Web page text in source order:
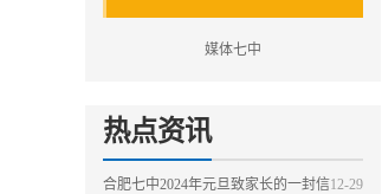
媒体七中
热点资讯
12-29
合肥七中2024年元旦致家长的一封信